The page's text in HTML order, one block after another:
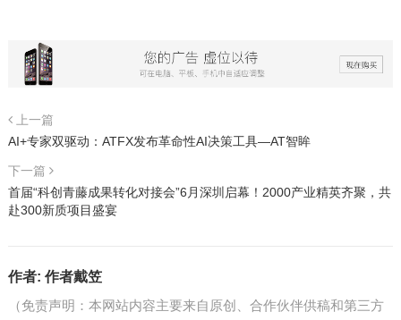
上一篇
AI+专家双驱动：ATFX发布革命性AI决策工具—AT智眸
下一篇
首届“科创青藤成果转化对接会”6月深圳启幕！2000产业精英齐聚，共
赴300新质项目盛宴
作者: 作者戴笠
（免责声明：本网站内容主要来自原创、合作伙伴供稿和第三方